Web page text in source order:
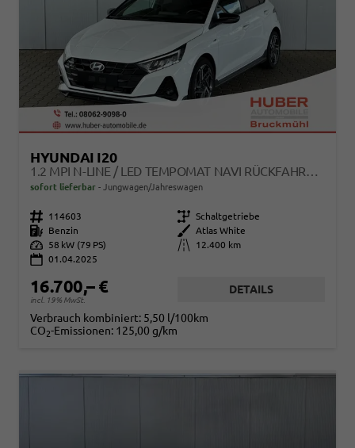
HYUNDAI I20
1.2 MPI N-LINE / LED TEMPOMAT NAVI RÜCKFAHRKAMERA ALU 17"
sofort lieferbar Jungwagen/Jahreswagen
Fahrzeugnr. 114603 Getriebe Schaltgetriebe
Kraftstoff
Benzin Außenfarbe
Atlas White
Leistung
58 kW (79 PS) Kilometerstand
12.400 km
01.04.2025
16.700,– €
incl. 19% MwSt.
DETAILS
Verbrauch kombiniert: 5,50 l/100km
CO2-Emissionen: 125,00 g/km